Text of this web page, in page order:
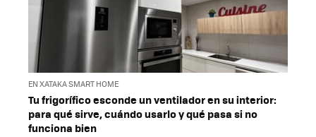
EN XATAKA SMART HOME
Tu frigorífico esconde un ventilador en su interior:
para qué sirve, cuándo usarlo y qué pasa si no
funciona bien